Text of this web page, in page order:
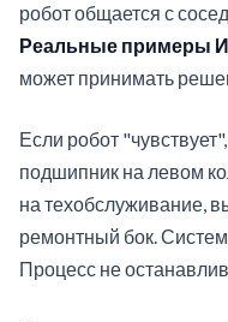
робот общается с
Реальные примеры
может принимать
Если робот
подшипник на левом
на техобслуживание,
ремонтный бок.
Процесс не